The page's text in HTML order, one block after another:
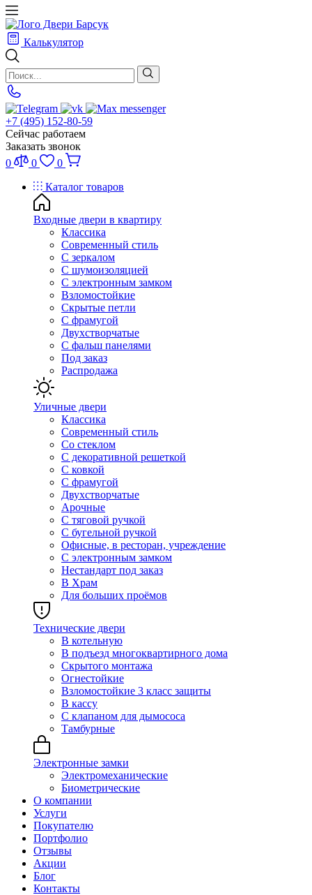
Калькулятор
+7 (495) 152-80-59
Сейчас работаем
Заказать звонок
0
0
0
Каталог товаров
Входные двери в квартиру
Классика
Современный стиль
С зеркалом
С шумоизоляцией
С электронным замком
Взломостойкие
Скрытые петли
С фрамугой
Двухстворчатые
С фальш панелями
Под заказ
Распродажа
Уличные двери
Классика
Современный стиль
Со стеклом
С декоративной решеткой
С ковкой
С фрамугой
Двухстворчатые
Арочные
С тяговой ручкой
С бугельной ручкой
Офисные, в ресторан, учреждение
С электронным замком
Нестандарт под заказ
В Храм
Для больших проёмов
Технические двери
В котельную
В подъезд многоквартирного дома
Скрытого монтажа
Огнестойкие
Взломостойкие 3 класс защиты
В кассу
С клапаном для дымососа
Тамбурные
Электронные замки
Электромеханические
Биометрические
О компании
Услуги
Покупателю
Портфолио
Отзывы
Акции
Блог
Контакты